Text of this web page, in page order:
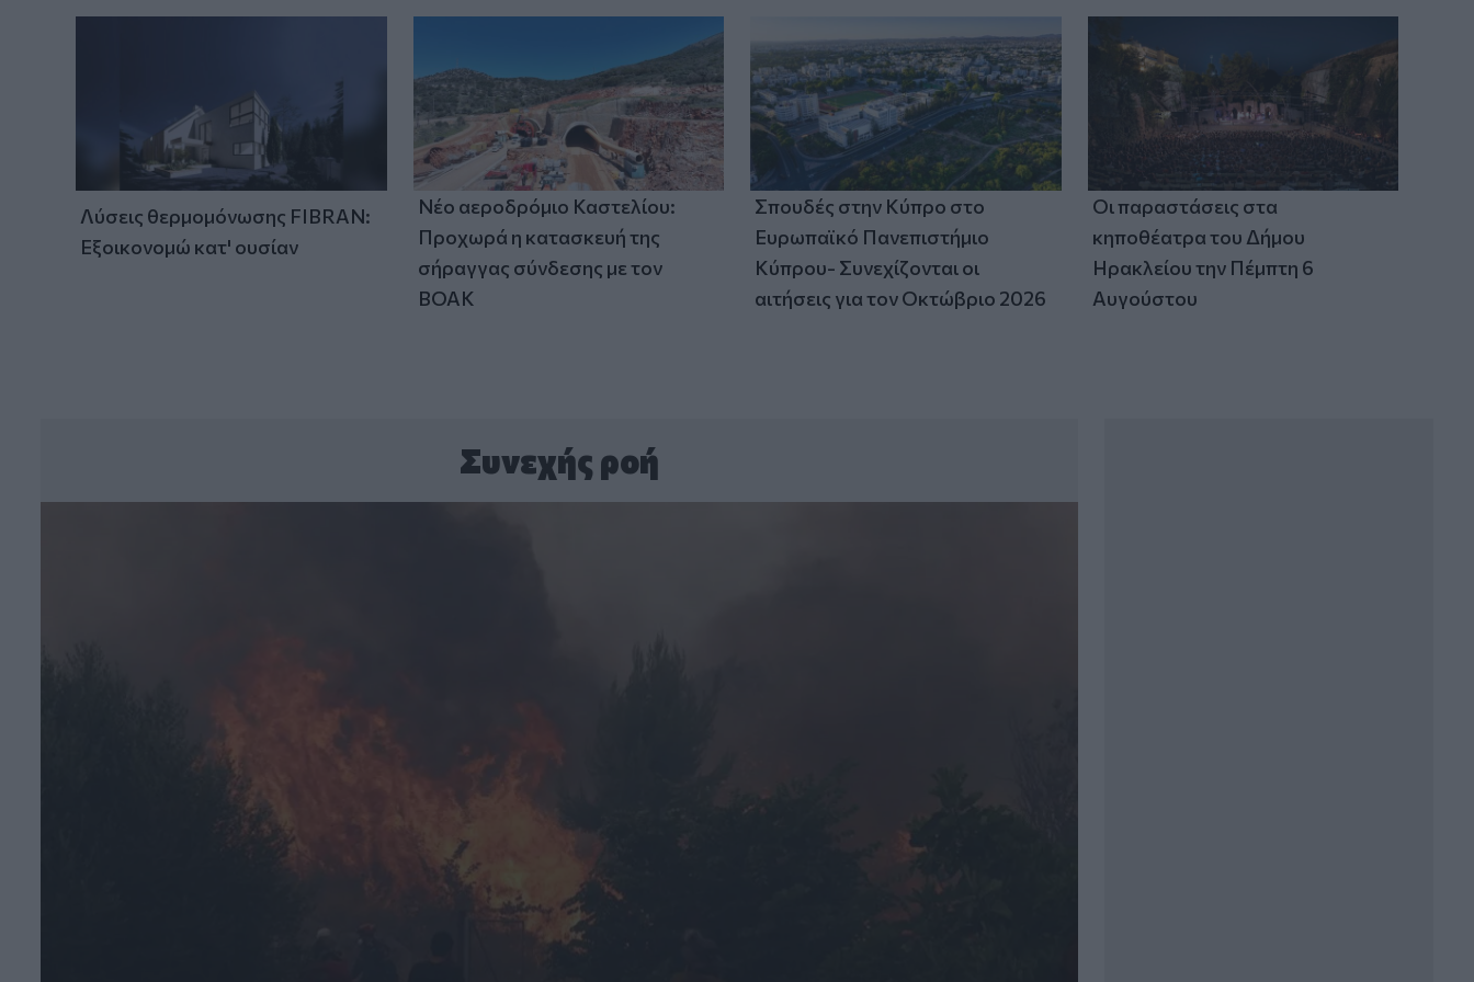
λειτουργία του νοσοκομείου
Λύσεις θερμομόνωσης FIBRAN:
Εξοικονομώ κατ' ουσίαν
Νέο αεροδρόμιο Καστελίου:
Προχωρά η κατασκευή της
σήραγγας σύνδεσης με τον
ΒΟΑΚ
Σπουδές στην Κύπρο στο
Ευρωπαϊκό Πανεπιστήμιο
Κύπρου- Συνεχίζονται οι
αιτήσεις για τον Οκτώβριο 2026
Οι παραστάσεις στα
κηποθέατρα του Δήμου
Ηρακλείου την Πέμπτη 6
Αυγούστου
Συνεχής ροή